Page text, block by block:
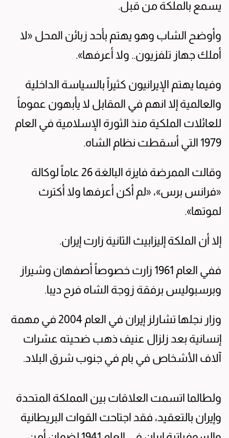
يسمع بالملكة من قبل.
وأوضح الشاب وهو يهتم بأحد زبائن المحل «لا
أملك جهاز تلفزيون.. ولا أعرفها».
وفيما يهتم الإيرانيون كثيراً بالسياسة الداخلية
والعالمية إلا انهم في المقابل لا يأبهون عموماً
للعائلات الملكية منذ الثورة الإسلامية في العام
1979 التي أسقطت نظام الشاه.
وقالت الممرضة فايزة البالغة 26 عاماً لوكالة
«فرانس برس»، «لم أكن أعرفها ولا أكترث
لموتها».
إلا أن الملكة إليزابيث الثانية زارت إيران.
ففي العام 1961 زارت خصوصاً أصفهان وشيراز
وبرسبوليس برفقة زوجة الشاه فرح ديبا.
وزار نجلها تشارلز إيران في العام 2004 في مهمة
إنسانية بعد زلزال عنيف ذهب ضحيته عشرات
آلاف الأشخاص في بام في جنوب شرق البلاد.
ولطالما اتسمت العلاقات بين المملكة المتحدة
وإيران بالتعقيد، فقد اجتاحت القوات البريطانية